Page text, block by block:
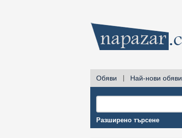
Обяви Най-нови обяви
Разширено търсене